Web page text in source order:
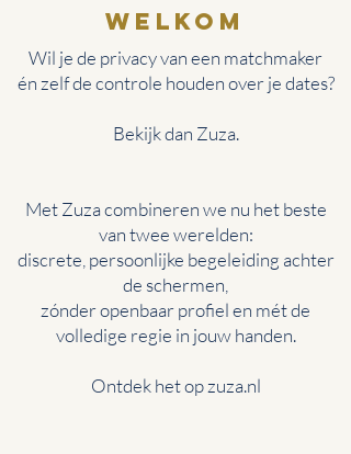
WELKOM
Wil je de privacy van een matchmaker
én zelf de controle houden over je dates?
Bekijk dan Zuza.
Met Zuza combineren we nu het beste
van twee werelden:
discrete, persoonlijke begeleiding achter
de schermen,
zónder openbaar profiel en mét de
volledige regie in jouw handen.
Ontdek het op zuza.nl